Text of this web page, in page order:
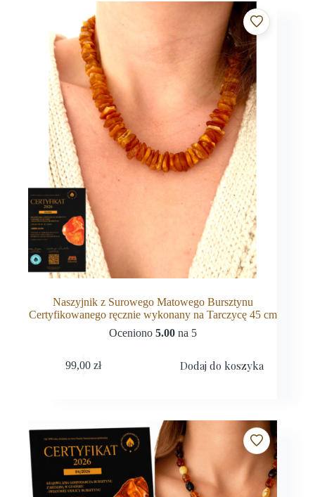
Naszyjnik z Surowego Matowego Bursztynu
Certyfikowanego ręcznie wykonany na Tarczycę 45 cm
Oceniono 5.00na 5
99,00zł Dodaj do koszyka